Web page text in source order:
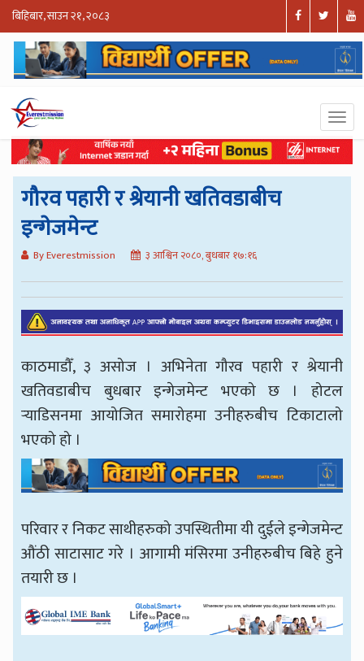
बिहिबार, साउन २१, २०८३
गौरव पहारी र श्रेयानी खतिवडाबीच
इन्गेजमेन्ट
By Everestmission ३ आश्विन २०८०, बुधबार १७:१६
काठमाडौँ, ३ असोज । अभिनेता गौरव पहारी र श्रेयानी
खतिवडाबीच बुधबार इन्गेजमेन्ट भएको छ । होटल
र्‍याडिसनमा आयोजित समारोहमा उनीहरुबीच टिकाटालो
भएको हो ।
परिवार र निकट साथीहरुको उपस्थितीमा यी दुईले इन्गेजमेन्ट
औंठी साटासाट गरे । आगामी मंसिरमा उनीहरुबीच बिहे हुने
तयारी छ ।